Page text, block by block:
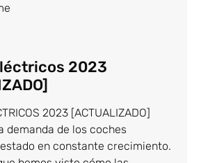
2023
2023 [ACTUALIZADO]
demanda de los coches
en constante crecimiento.